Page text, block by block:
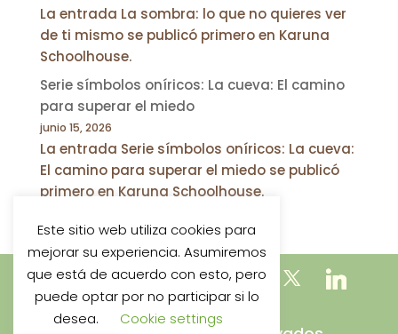
La entrada La sombra: lo que no quieres ver
de ti mismo se publicó primero en Karuna
Schoolhouse.
Serie símbolos oníricos: La cueva: El camino
para superar el miedo
junio 15, 2026
La entrada Serie símbolos oníricos: La cueva:
El camino para superar el miedo se publicó
primero en Karuna Schoolhouse.
Este sitio web utiliza cookies para
mejorar su experiencia. Asumiremos
que está de acuerdo con esto, pero
puede optar por no participar si lo
desea.
Cookie settings